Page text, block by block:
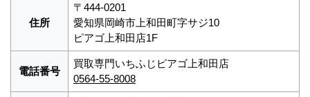
住所
〒444-0201
愛知県岡崎市上和田町字サジ10
ピアゴ上和田店1F
電話番号
買取専門いちふじピアゴ上和田店
0564-55-8008